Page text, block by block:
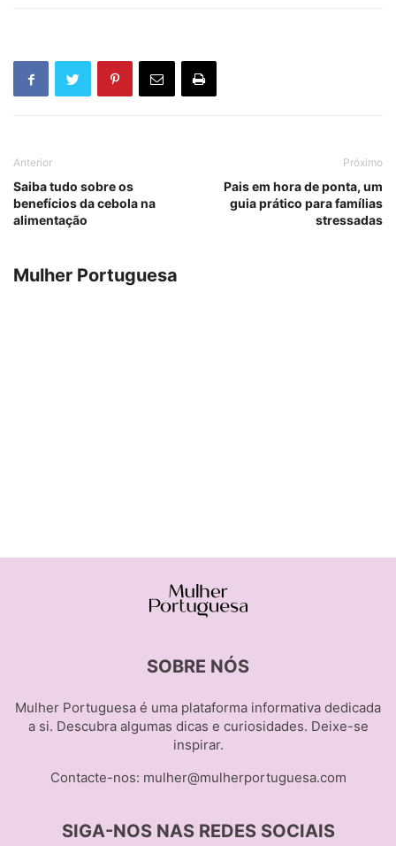
Anterior
Saiba tudo sobre os
benefícios da cebola na
alimentação
Próximo
Pais em hora de ponta, um
guia prático para famílias
stressadas
Mulher Portuguesa
SOBRE NÓS
Mulher Portuguesa é uma plataforma informativa dedicada
a si. Descubra algumas dicas e curiosidades. Deixe-se
inspirar.
Contacte-nos: mulher@mulherportuguesa.com
SIGA-NOS NAS REDES SOCIAIS